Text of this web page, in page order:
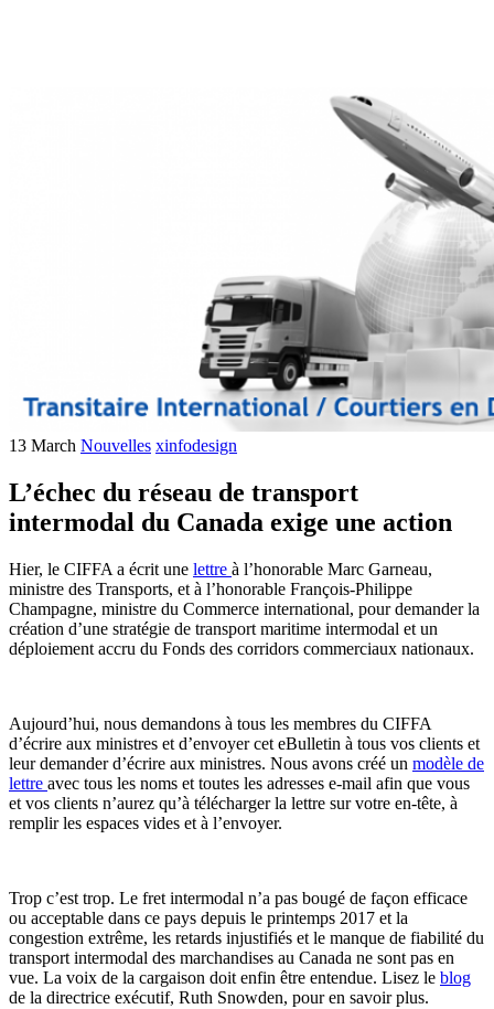
13 March Nouvelles xinfodesign
L’échec du réseau de transport
intermodal du Canada exige une action
Hier, le CIFFA a écrit une lettre à l’honorable Marc Garneau,
ministre des Transports, et à l’honorable François-Philippe
Champagne, ministre du Commerce international, pour demander la
création d’une stratégie de transport maritime intermodal et un
déploiement accru du Fonds des corridors commerciaux nationaux.
Aujourd’hui, nous demandons à tous les membres du CIFFA
d’écrire aux ministres et d’envoyer cet eBulletin à tous vos clients et
leur demander d’écrire aux ministres. Nous avons créé un modèle de
lettre avec tous les noms et toutes les adresses e-mail afin que vous
et vos clients n’aurez qu’à télécharger la lettre sur votre en-tête, à
remplir les espaces vides et à l’envoyer.
Trop c’est trop. Le fret intermodal n’a pas bougé de façon efficace
ou acceptable dans ce pays depuis le printemps 2017 et la
congestion extrême, les retards injustifiés et le manque de fiabilité du
transport intermodal des marchandises au Canada ne sont pas en
vue. La voix de la cargaison doit enfin être entendue. Lisez le blog
de la directrice exécutif, Ruth Snowden, pour en savoir plus.